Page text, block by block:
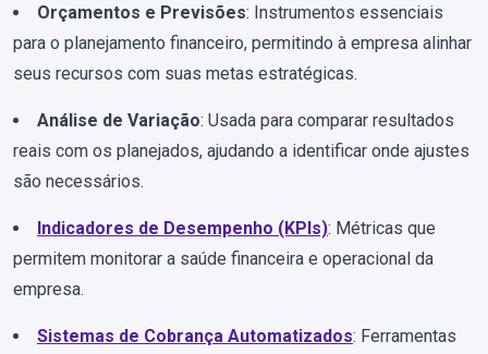
Orçamentos e Previsões: Instrumentos essenciais
para o planejamento financeiro, permitindo à empresa alinhar
seus recursos com suas metas estratégicas.
Análise de Variação: Usada para comparar resultados
reais com os planejados, ajudando a identificar onde ajustes
são necessários.
Indicadores de Desempenho (KPIs): Métricas que
permitem monitorar a saúde financeira e operacional da
empresa.
Sistemas de Cobrança Automatizados: Ferramentas